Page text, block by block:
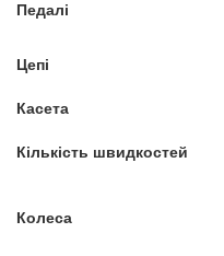
Педалі
Цепі
Касета
Кількість швидкостей
Колеса